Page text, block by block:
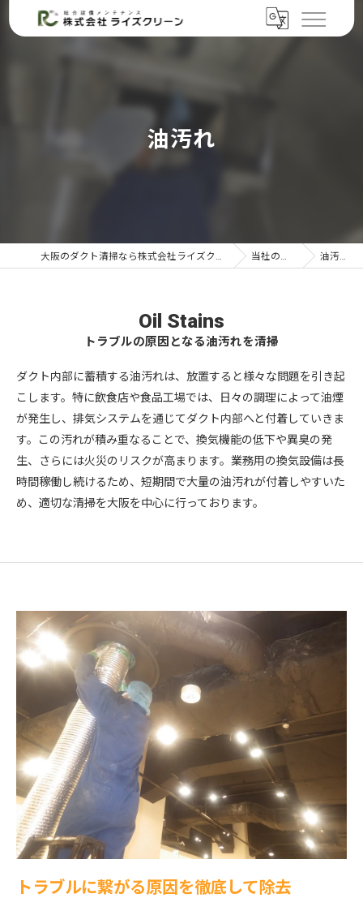
油汚れ
大阪のダクト清掃なら株式会社ライズクリーン 当社の特徴 油汚れ
トラブルの原因となる油汚れを清掃
Oil Stains
ダクト内部に蓄積する油汚れは、放置すると様々な問題を引き起
こします。特に飲食店や食品工場では、日々の調理によって油煙
が発生し、排気システムを通じてダクト内部へと付着していきま
す。この汚れが積み重なることで、換気機能の低下や異臭の発
生、さらには火災のリスクが高まります。業務用の換気設備は長
時間稼働し続けるため、短期間で大量の油汚れが付着しやすいた
め、適切な清掃を大阪を中心に行っております。
トラブルに繋がる原因を徹底して除去